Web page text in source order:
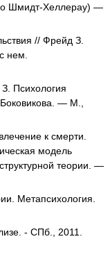
Шмидт-Хеллерау) —
// Фрейд З.
нем.
Психология
— М.,
к смерти.
модель
теории. —
Метапсихология.
- СПб., 2011.